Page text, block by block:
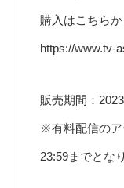
購入はこちらか
https://www.tv-
販売期間：
※有料配信のア
23:59までとな